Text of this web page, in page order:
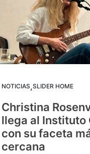
NOTICIAS,SLIDER HOME
Christina
llega al
con su faceta
cercana